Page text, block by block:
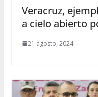
Veracruz,
a cielo abierto
21 agosto, 2024